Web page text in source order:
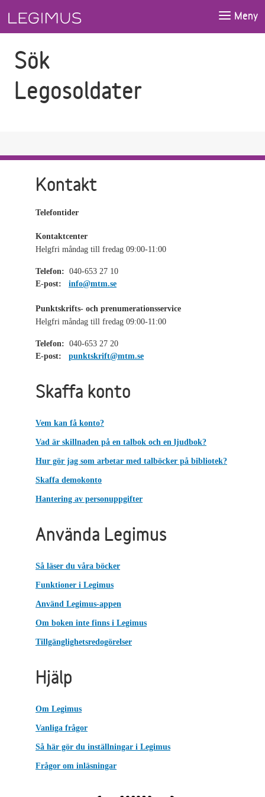
Meny
Sök
Legosoldater
Kontakt
Telefontider
Kontaktcenter
Helgfri måndag till fredag 09:00-11:00
Telefon: 040-653 27 10
E-post:
info@mtm.se
Punktskrifts- och prenumerationsservice
Helgfri måndag till fredag 09:00-11:00
Telefon: 040-653 27 20
E-post:
punktskrift@mtm.se
Skaffa konto
Vem kan få konto?
Vad är skillnaden på en talbok och en ljudbok?
Hur gör jag som arbetar med talböcker på bibliotek?
Skaffa demokonto
Hantering av personuppgifter
Använda Legimus
Så läser du våra böcker
Funktioner i Legimus
Använd Legimus-appen
Om boken inte finns i Legimus
Tillgänglighetsredogörelser
Hjälp
Om Legimus
Vanliga frågor
Så här gör du inställningar i Legimus
Frågor om inläsningar